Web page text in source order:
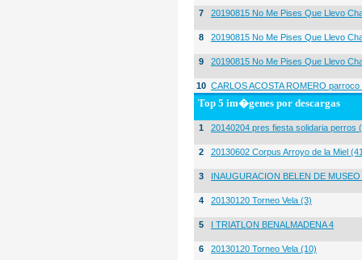
7 20190815 No Me Pises Que Llevo
8 20190815 No Me Pises Que Llevo
9 20190815 No Me Pises Que Llevo
10 CARLOS ACOSTA ROMERO
Top 5 im�genes por descargas
1 20140204 pres fiesta solidaria perros
2 20130602 Corpus Arroyo de la Miel
3 INAUGURACION BELEN DE
4 20130120 Torneo Vela (3)
5 I TRIATLON BENALMADENA 4
6 20130120 Torneo Vela (10)